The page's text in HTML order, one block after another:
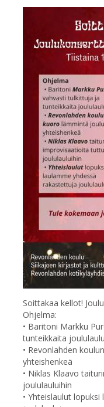
Soittakaa kellot!
Ohjelma:
• Baritoni Markku
tunteikkaita
• Revonlahden
yhteishenkeä
• Niklas Klaavo
joululauluihin
• Yhteislaulut